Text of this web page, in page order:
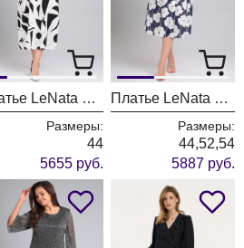
Платье LeNata 16409 чёрно молочный
Размеры:
44
5655 руб.
Платье LeNata 16400 цветы
Размеры:
44,52,54
5887 руб.